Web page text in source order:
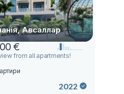
Авсаллар
€
from all apartments!
2022